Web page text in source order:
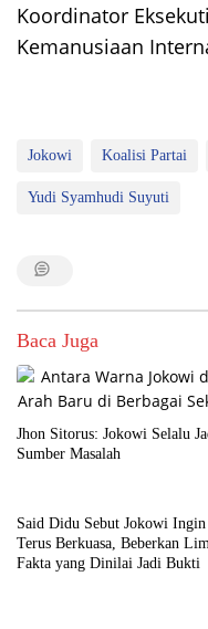
Koordinator
Kemanusiaan
Jokowi Koalisi Partai
Yudi Syamhudi Suyuti
Baca Juga
Jhon Sitorus: Jokowi Selalu
Sumber Masalah
Said Didu Sebut Jokowi Ingin
Terus Berkuasa, Beberkan
Fakta yang Dinilai Jadi Bukti